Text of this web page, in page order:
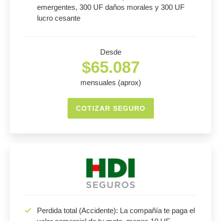
emergentes, 300 UF daños morales y 300 UF
lucro cesante
Desde
$65.087
mensuales (aprox)
COTIZAR SEGURO
Perdida total (Accidente): La compañía te paga el